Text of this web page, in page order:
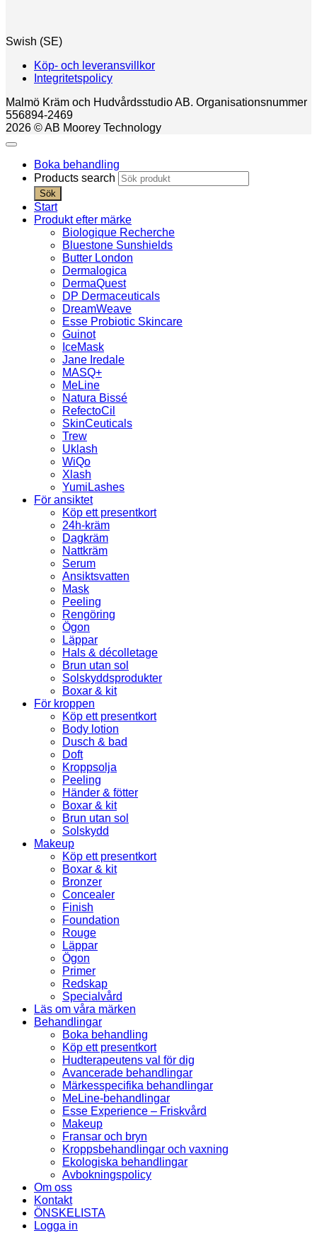
Swish (SE)
Köp- och leveransvillkor
Integritetspolicy
Malmö Kräm och Hudvårdsstudio AB. Organisationsnummer
556894-2469
2026 © AB Moorey Technology
Boka behandling
Products search
Sök
Start
Produkt efter märke
Biologique Recherche
Bluestone Sunshields
Butter London
Dermalogica
DermaQuest
DP Dermaceuticals
DreamWeave
Esse Probiotic Skincare
Guinot
IceMask
Jane Iredale
MASQ+
MeLine
Natura Bissé
RefectoCil
SkinCeuticals
Trew
Uklash
WiQo
Xlash
YumiLashes
För ansiktet
Köp ett presentkort
24h-kräm
Dagkräm
Nattkräm
Serum
Ansiktsvatten
Mask
Peeling
Rengöring
Ögon
Läppar
Hals & décolletage
Brun utan sol
Solskyddsprodukter
Boxar & kit
För kroppen
Köp ett presentkort
Body lotion
Dusch & bad
Doft
Kroppsolja
Peeling
Händer & fötter
Boxar & kit
Brun utan sol
Solskydd
Makeup
Köp ett presentkort
Boxar & kit
Bronzer
Concealer
Finish
Foundation
Rouge
Läppar
Ögon
Primer
Redskap
Specialvård
Läs om våra märken
Behandlingar
Boka behandling
Köp ett presentkort
Hudterapeutens val för dig
Avancerade behandlingar
Märkesspecifika behandlingar
MeLine-behandlingar
Esse Experience – Friskvård
Makeup
Fransar och bryn
Kroppsbehandlingar och vaxning
Ekologiska behandlingar
Avbokningspolicy
Om oss
Kontakt
ÖNSKELISTA
Logga in